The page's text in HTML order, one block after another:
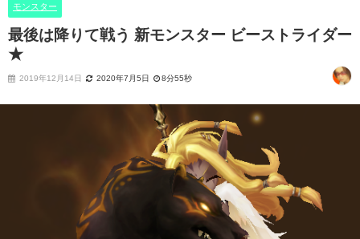
モンスター
最後は降りて戦う 新モンスター ビーストライダー
★
2019年12月14日 2020年7月5日 8分55秒